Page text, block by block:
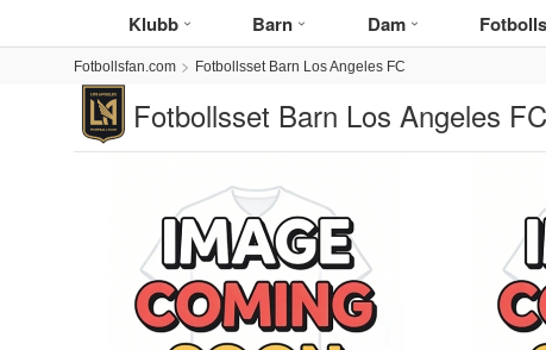
Klubb Barn Dam
Fotbollsfan.com Fotbollsset Barn Los Angeles FC
Fotbollsset Barn Los Angeles FC